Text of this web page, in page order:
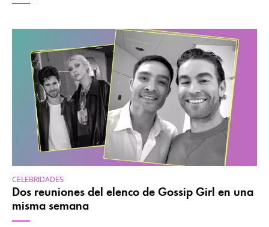
CELEBRIDADES
Dos reuniones del elenco de Gossip Girl en una
misma semana